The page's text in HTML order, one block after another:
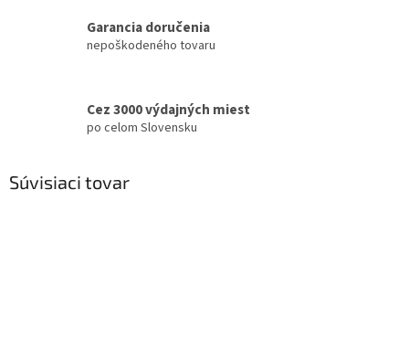
Garancia doručenia
nepoškodeného tovaru
Cez 3000 výdajných miest
po celom Slovensku
Súvisiaci tovar